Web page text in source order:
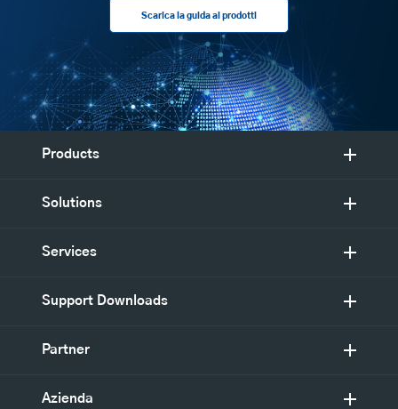
Scarica la guida ai prodotti
Products
Solutions
Services
Support Downloads
Partner
Azienda